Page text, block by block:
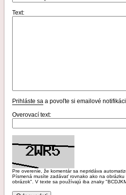
Text:
Prihláste sa a povoľte si emailové
Overovací text:
Pre overenie, že komentár sa nepridáva
Písmená musíte zadávať rovnako ako na
obrázok". V texte sa používajú iba znaky